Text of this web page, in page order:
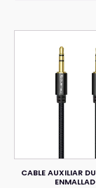
CABLE AUXILIAR